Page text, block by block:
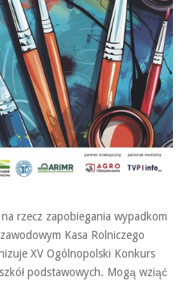
rzecz zapobiegania wypadkom
Kasa Rolniczego
XV Ogólnopolski Konkurs
podstawowych. Mogą wziąć